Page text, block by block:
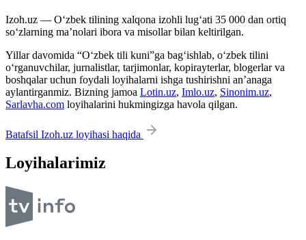
Izoh.uz — O‘zbek tilining xalqona izohli lug‘ati 35 000 dan ortiq
so‘zlarning ma’nolari ibora va misollar bilan keltirilgan.
Yillar davomida “O‘zbek tili kuni”ga bag‘ishlab, o‘zbek tilini
o‘rganuvchilar, jurnalistlar, tarjimonlar, kopirayterlar, blogerlar va
boshqalar uchun foydali loyihalarni ishga tushirishni an’anaga
aylantirganmiz. Bizning jamoa Lotin.uz, Imlo.uz, Sinonim.uz,
Sarlavha.com loyihalarini hukmingizga havola qilgan.
Batafsil Izoh.uz loyihasi haqida
Loyihalarimiz